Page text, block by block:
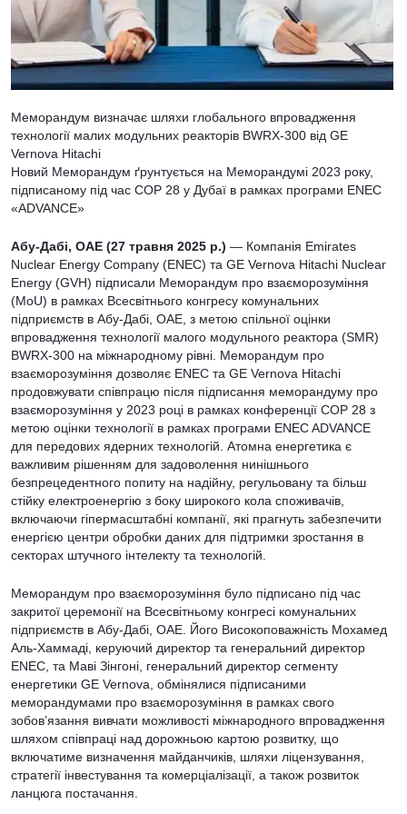
Меморандум визначає шляхи глобального впровадження
технології малих модульних реакторів BWRX-300 від GE
Vernova Hitachi
Новий Меморандум ґрунтується на Меморандумі 2023 року,
підписаному під час COP 28 у Дубаї в рамках програми ENEC
«ADVANCE»
Абу-Дабі, ОАЕ (27 травня 2025 р.) — Компанія Emirates
Nuclear Energy Company (ENEC) та GE Vernova Hitachi Nuclear
Energy (GVH) підписали Меморандум про взаєморозуміння
(MoU) в рамках Всесвітнього конгресу комунальних
підприємств в Абу-Дабі, ОАЕ, з метою спільної оцінки
впровадження технології малого модульного реактора (SMR)
BWRX-300 на міжнародному рівні. Меморандум про
взаєморозуміння дозволяє ENEC та GE Vernova Hitachi
продовжувати співпрацю після підписання меморандуму про
взаєморозуміння у 2023 році в рамках конференції COP 28 з
метою оцінки технології в рамках програми ENEC ADVANCE
для передових ядерних технологій. Атомна енергетика є
важливим рішенням для задоволення нинішнього
безпрецедентного попиту на надійну, регульовану та більш
стійку електроенергію з боку широкого кола споживачів,
включаючи гіпермасштабні компанії, які прагнуть забезпечити
енергією центри обробки даних для підтримки зростання в
секторах штучного інтелекту та технологій.
Меморандум про взаєморозуміння було підписано під час
закритої церемонії на Всесвітньому конгресі комунальних
підприємств в Абу-Дабі, ОАЕ. Його Високоповажність Мохамед
Аль-Хаммаді, керуючий директор та генеральний директор
ENEC, та Маві Зінгоні, генеральний директор сегменту
енергетики GE Vernova, обмінялися підписаними
меморандумами про взаєморозуміння в рамках свого
зобов’язання вивчати можливості міжнародного впровадження
шляхом співпраці над дорожньою картою розвитку, що
включатиме визначення майданчиків, шляхи ліцензування,
стратегії інвестування та комерціалізації, а також розвиток
ланцюга постачання.